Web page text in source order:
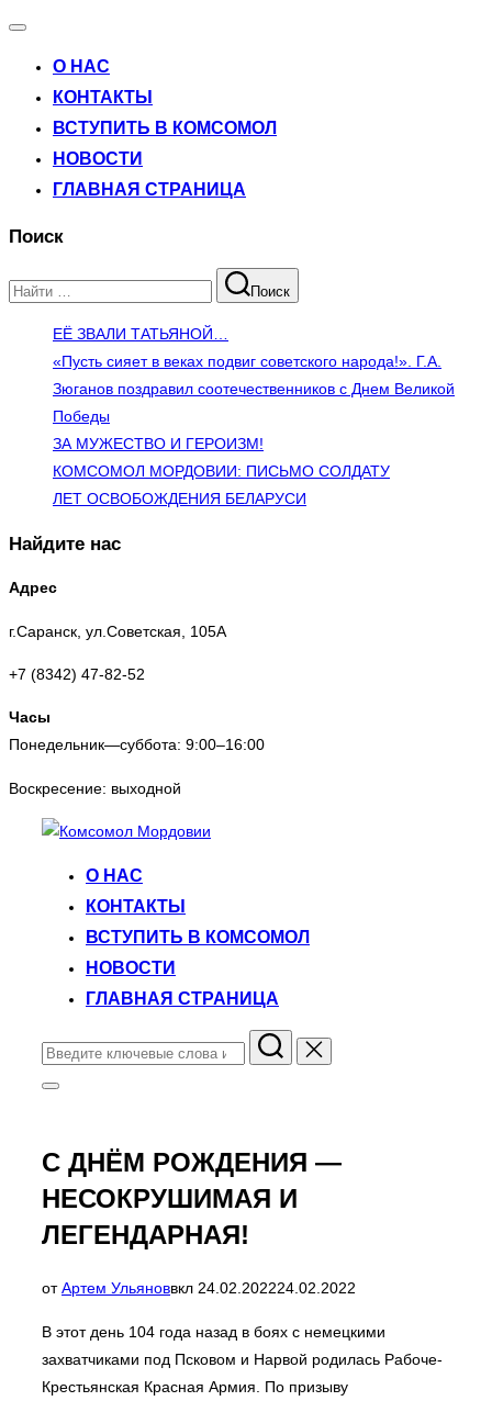
Переключатель
О НАС
КОНТАКТЫ
ВСТУПИТЬ В КОМСОМОЛ
НОВОСТИ
ГЛАВНАЯ СТРАНИЦА
Поиск
Поиск
по:
Поиск
ЕЁ ЗВАЛИ ТАТЬЯНОЙ…
«Пусть сияет в веках подвиг советского народа!». Г.А.
Зюганов поздравил соотечественников с Днем Великой
Победы
ЗА МУЖЕСТВО И ГЕРОИЗМ!
КОМСОМОЛ МОРДОВИИ: ПИСЬМО СОЛДАТУ
ЛЕТ ОСВОБОЖДЕНИЯ БЕЛАРУСИ
Найдите нас
Адрес
г.Саранск, ул.Советская, 105А
+7 (8342) 47-82-52
Часы
Понедельник—суббота: 9:00–16:00
Воскресение: выходной
Перейти
содержимомуО НАС
КОНТАКТЫ
ВСТУПИТЬ В КОМСОМОЛ
НОВОСТИ
ГЛАВНАЯ СТРАНИЦА
Поиск
по:
Переключить
навигацию
С ДНЁМ РОЖДЕНИЯ —
НЕСОКРУШИМАЯ И
ЛЕГЕНДАРНАЯ!
отАртем Ульяноввкл Опубликовано
24.02.202224.02.2022
В этот день 104 года назад в боях с немецкими
захватчиками под Псковом и Нарвой родилась Рабоче-
Крестьянская Красная Армия. По призыву